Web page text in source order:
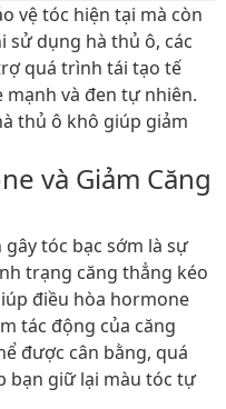
vệ tóc hiện tại mà còn
sử dụng hà thủ ô, các
quá trình tái tạo tế
và đen tự nhiên.
thủ ô khô giúp giảm
và Giảm Căng
tóc bạc sớm là sự
trạng căng thẳng kéo
điều hòa hormone
tác động của căng
được cân bằng, quá
bạn giữ lại màu tóc tự